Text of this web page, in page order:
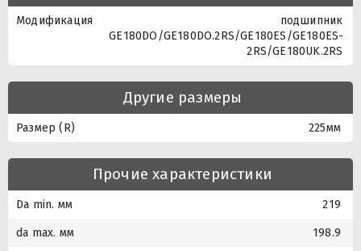
Модификация
подшипник
GE180DO/GE180DO.2RS/GE180ES/GE180ES-
2RS/GE180UK.2RS
Другие размеры
Размер (R) 225мм
Прочие характеристики
Da min. мм 219
da max. мм 198.9